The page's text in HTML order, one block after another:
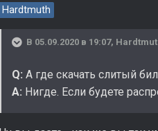
Hardtmuth
В 05.09.2020 в 19:07,
Q: А где скачать слитый
A: Нигде. Если будете